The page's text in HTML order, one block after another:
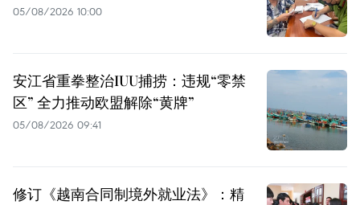
05/08/2026 10:00
安江省重拳整治IUU捕捞：违规“零禁
区” 全力推动欧盟解除“黄牌”
05/08/2026 09:41
修订《越南合同制境外就业法》：精